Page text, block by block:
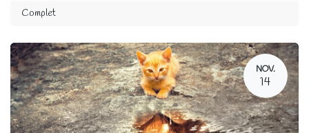
Complet
NOV.
14